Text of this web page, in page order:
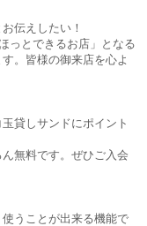
伝えしたい！
っとできるお店」となる
。皆様の御来店を心よ
貸しサンドにポイント
無料です。ぜひご入会
うことが出来る機能で